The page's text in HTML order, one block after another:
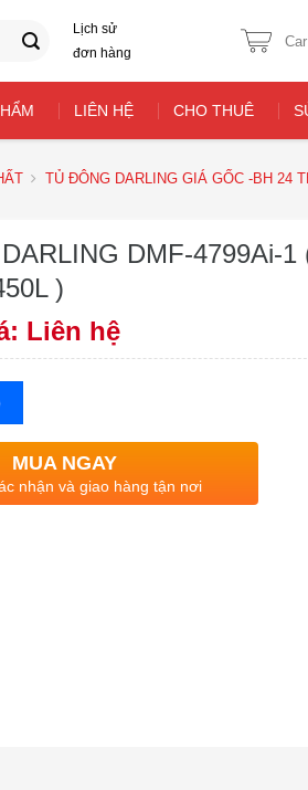
Lịch sử
đơn hàng
LIÊN HỆ CHO THUÊ
TỦ ĐÔNG DARLING GIÁ GỐC -BH 24
DMF-4799Ai-1
)
Liên hệ
MUA NGAY
nhận và giao hàng tận nơi